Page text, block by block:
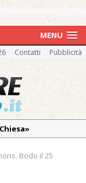
MENU
Contatti Pubblicità
messa e
Bodo il 25